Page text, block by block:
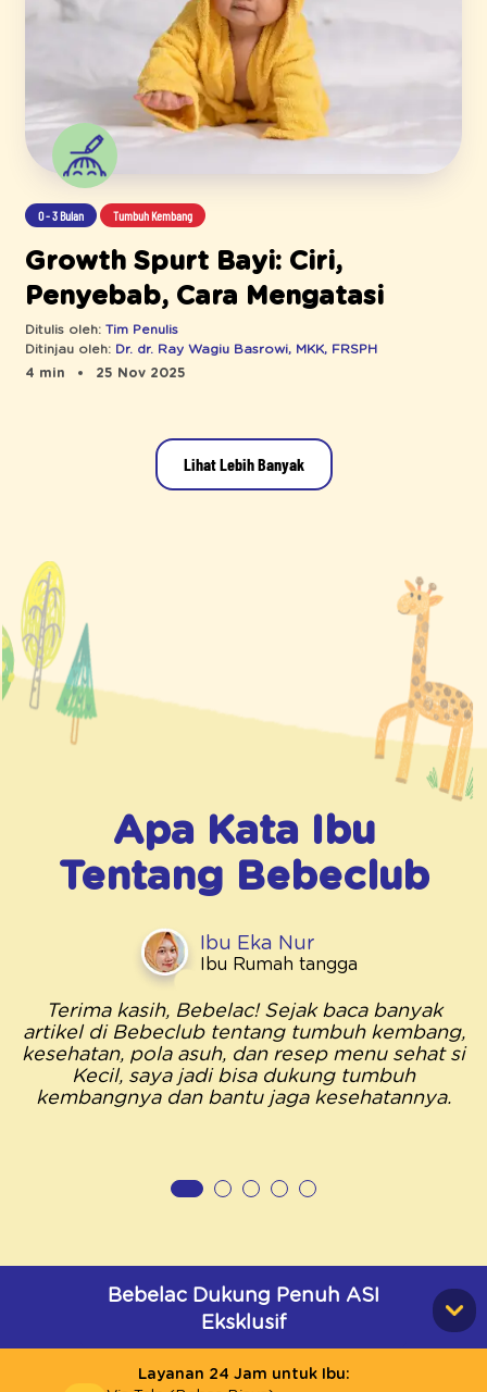
0 - 3 Bulan Tumbuh Kembang
Growth Spurt Bayi: Ciri,
Penyebab, Cara Mengatasi
Ditulis oleh: Tim Penulis
Ditinjau oleh: Dr. dr. Ray Wagiu Basrowi, MKK, FRSPH
4 min
25 Nov 2025
Lihat Lebih Banyak
Apa Kata Ibu
Tentang Bebeclub
Ibu Eka Nur
Ibu Rumah tangga
Terima kasih, Bebelac! Sejak baca banyak
artikel di Bebeclub tentang tumbuh kembang,
kesehatan, pola asuh, dan resep menu sehat si
Kecil, saya jadi bisa dukung tumbuh
kembangnya dan bantu jaga kesehatannya.
Bebelac Dukung Penuh ASI
Eksklusif
Layanan 24 Jam untuk Ibu: